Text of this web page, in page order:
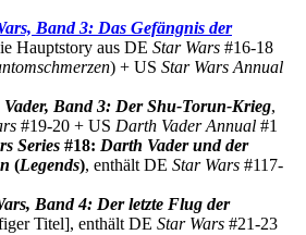
Band 3: Das Gefängnis der
Hauptstory aus DE Star Wars #16-18
) + US Star Wars Annual
Band 3: Der Shu-Torun-Krieg,
#19-20 + US Darth Vader Annual #1
Series #18: Darth Vader und der
(Legends), enthält DE Star Wars #117-
Band 4: Der letzte Flug der
Titel], enthält DE Star Wars #21-23